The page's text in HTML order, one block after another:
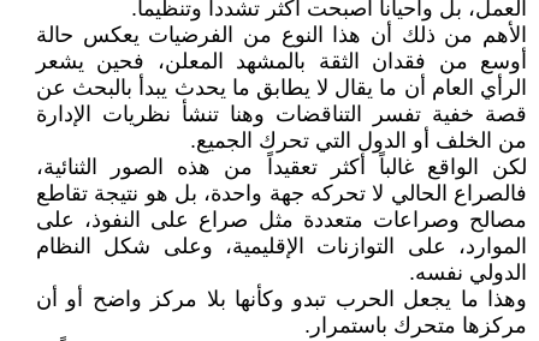
العمل، بل وأحياناً أصبحت أكثر تشدداً وتنظيماً.
الأهم من ذلك أن هذا النوع من الفرضيات يعكس حالة
أوسع من فقدان الثقة بالمشهد المعلن، فحين يشعر
الرأي العام أن ما يقال لا يطابق ما يحدث يبدأ بالبحث عن
قصة خفية تفسر التناقضات وهنا تنشأ نظريات الإدارة
من الخلف أو الدول التي تحرك الجميع.
لكن الواقع غالباً أكثر تعقيداً من هذه الصور الثنائية،
فالصراع الحالي لا تحركه جهة واحدة، بل هو نتيجة تقاطع
مصالح وصراعات متعددة مثل صراع على النفوذ، على
الموارد، على التوازنات الإقليمية، وعلى شكل النظام
الدولي نفسه.
وهذا ما يجعل الحرب تبدو وكأنها بلا مركز واضح أو أن
مركزها متحرك باستمرار.